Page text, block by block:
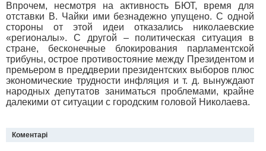
Впрочем, несмотря на активность БЮТ, время для
отставки В. Чайки ими безнадежно упущено. С одной
стороны от этой идеи отказались николаевские
«регионалы». С другой – политическая ситуация в
стране, бесконечные блокирования парламентской
трибуны, острое противостояние между Президентом и
премьером в преддверии президентских выборов плюс
экономические трудности инфляция и т. д. вынуждают
народных депутатов заниматься проблемами, крайне
далекими от ситуации с городским головой Николаева.
Коментарі